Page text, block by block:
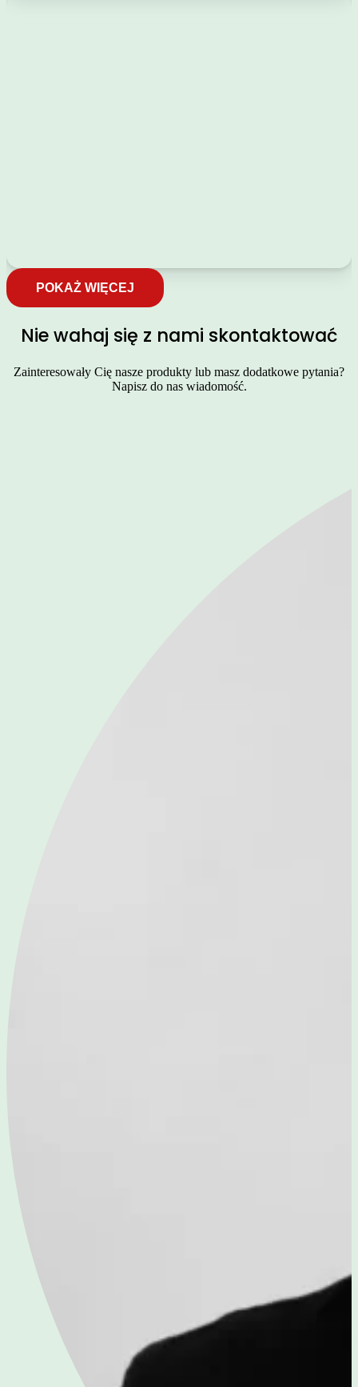
POKAŻ WIĘCEJ
Nie wahaj się z nami skontaktować
Zainteresowały Cię nasze produkty lub masz dodatkowe pytania?
Napisz do nas wiadomość.